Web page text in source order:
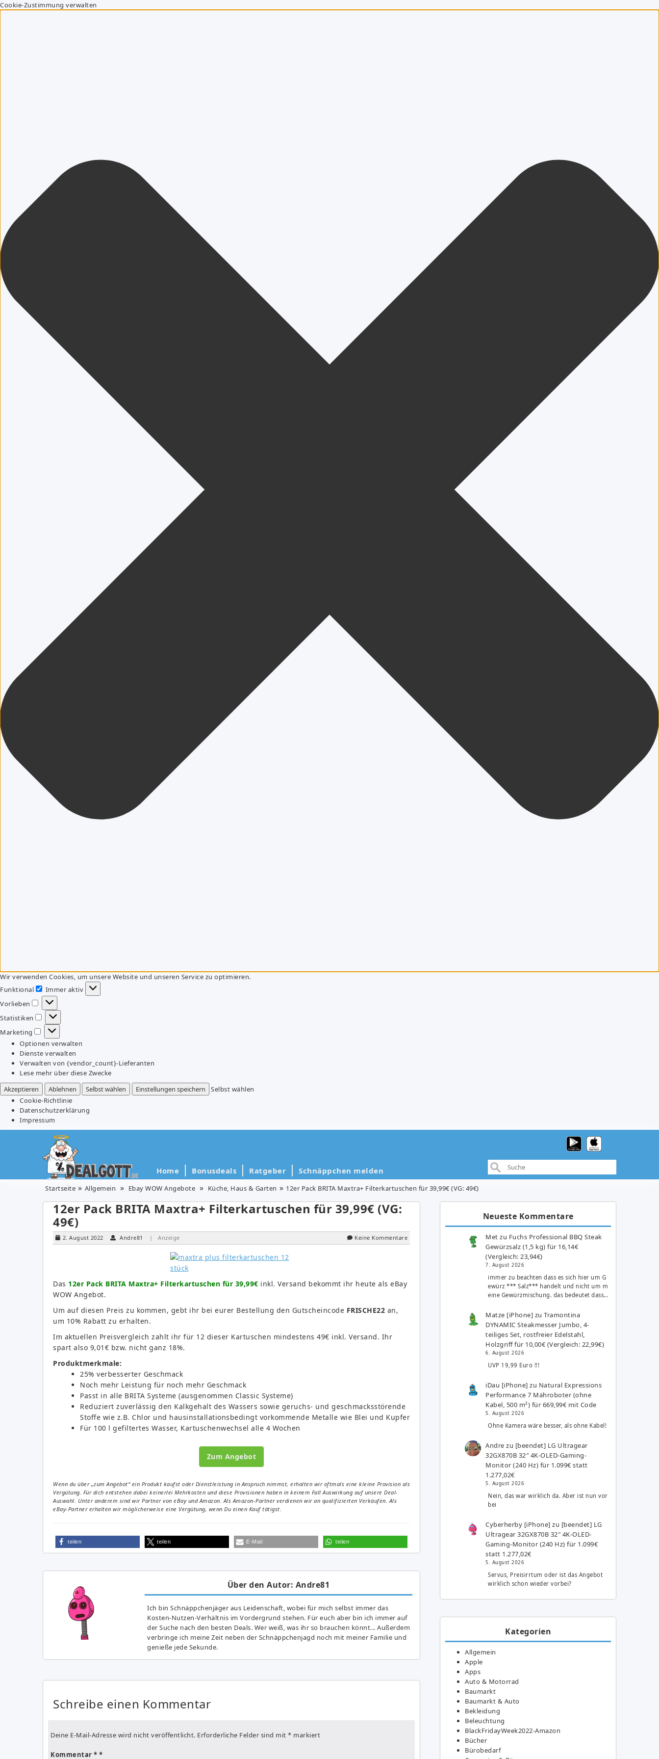
Cookie-Zustimmung verwalten
Wir verwenden Cookies, um unsere Website und unseren Service zu optimieren.
Funktional
Funktional
Immer aktiv
Vorlieben
Vorlieben
Statistiken
Statistiken
Marketing
Marketing
Optionen verwalten
Dienste verwalten
Verwalten von {vendor_count}-Lieferanten
Lese mehr über diese Zwecke
Akzeptieren
Ablehnen Selbst wählen Einstellungen speichern
Selbst wählen
Cookie-Richtlinie
Datenschutzerklärung
Impressum
Home Bonusdeals Ratgeber Schnäppchen melden
Startseite Allgemein Ebay WOW Angebote Küche, Haus & Garten 12er Pack BRITA Maxtra+ Filterkartuschen für 39,99€ (VG: 49€)
12er Pack BRITA Maxtra+ Filterkartuschen für 39,99€ (VG:
49€)
2. August 2022 Andre81 | Anzeige Keine Kommentare
Das 12er Pack BRITA Maxtra+ Filterkartuschen für 39,99€ inkl. Versand bekommt ihr heute als eBay
WOW Angebot.
Um auf diesen Preis zu kommen, gebt ihr bei eurer Bestellung den Gutscheincode FRISCHE22 an,
um 10% Rabatt zu erhalten.
Im aktuellen Preisvergleich zahlt ihr für 12 dieser Kartuschen mindestens 49€ inkl. Versand. Ihr
spart also 9,01€ bzw. nicht ganz 18%.
Produktmerkmale:
25% verbesserter Geschmack
Noch mehr Leistung für noch mehr Geschmack
Passt in alle BRITA Systeme (ausgenommen Classic Systeme)
Reduziert zuverlässig den Kalkgehalt des Wassers sowie geruchs- und geschmacksstörende
Stoffe wie z.B. Chlor und hausinstallationsbedingt vorkommende Metalle wie Blei und Kupfer
Für 100 l gefiltertes Wasser, Kartuschenwechsel alle 4 Wochen
Zum Angebot
Wenn du über „zum Angebot“ ein Produkt kaufst oder Dienstleistung in Anspruch nimmst, erhalten wir oftmals eine kleine Provision als
Vergütung. Für dich entstehen dabei keinerlei Mehrkosten und diese Provisionen haben in keinem Fall Auswirkung auf unsere Deal-
Auswahl. Unter anderem sind wir Partner von eBay und Amazon. Als Amazon-Partner verdienen wir an qualifizierten Verkäufen. Als
eBay-Partner erhalten wir möglicherweise eine Vergütung, wenn Du einen Kauf tätigst.
teilen teilen E-Mail teilen
Über den Autor: Andre81
Ich bin Schnäppchenjäger aus Leidenschaft, wobei für mich selbst immer das
Kosten-Nutzen-Verhältnis im Vordergrund stehen. Für euch aber bin ich immer auf
der Suche nach den besten Deals. Wer weiß, was ihr so brauchen könnt... Außerdem
verbringe ich meine Zeit neben der Schnäppchenjagd noch mit meiner Familie und
genieße jede Sekunde.
Schreibe einen Kommentar
Deine E-Mail-Adresse wird nicht veröffentlicht. Erforderliche Felder sind mit * markiert
Kommentar *
Neueste Kommentare
Met zu Fuchs Professional BBQ Steak
Gewürzsalz (1,5 kg) für 16,14€
(Vergleich: 23,94€)
7. August 2026
immer zu beachten dass es sich hier um G
ewürz *** Salz*** handelt und nicht um m
eine Gewürzmischung. das bedeutet dass…
Matze [iPhone] zuTramontina
DYNAMIC Steakmesser Jumbo, 4-
teiliges Set, rostfreier Edelstahl,
Holzgriff für 10,00€ (Vergleich: 22,99€)
6. August 2026
UVP 19,99 Euro !!!
iDau [iPhone] zu Natural Expressions
Performance 7 Mähroboter (ohne
Kabel, 500 m²) für 669,99€ mit Code
5. August 2026
Ohne Kamera wäre besser, als ohne Kabel!
Andre zu [beendet] LG Ultragear
32GX870B 32″ 4K-OLED-Gaming-
Monitor (240 Hz) für 1.099€ statt
1.277,02€
5. August 2026
Nein, das war wirklich da. Aber ist nun vor
bei
Cyberherby [iPhone] zu [beendet] LG
Ultragear 32GX870B 32″ 4K-OLED-
Gaming-Monitor (240 Hz) für 1.099€
statt 1.277,02€
5. August 2026
Servus, Preisirrtum oder ist das Angebot
wirklich schon wieder vorbei?
Kategorien
Allgemein
Apple
Apps
Auto & Motorrad
Baumarkt
Baumarkt & Auto
Bekleidung
Beleuchtung
BlackFridayWeek2022-Amazon
Bücher
Bürobedarf